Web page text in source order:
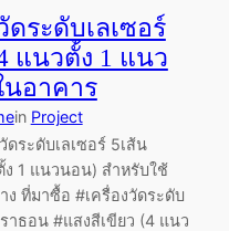
ระดับเลเซอร์
แนวตั้ง 1 แนว
อาคาร
in Project
ระดับเลเซอร์ 5เส้น
ง 1 แนวนอน) สำหรับใช้
ที่มาซื้อ #เครื่องวัดระดับ
าธอน #แสงสีเขียว (4 แนว